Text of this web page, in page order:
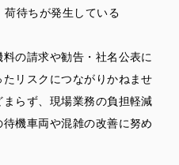
荷待ちが発生している
の請求や勧告・社名公表に
リスクにつながりかねませ
らず、現場業務の負担軽減
機車両や混雑の改善に努め